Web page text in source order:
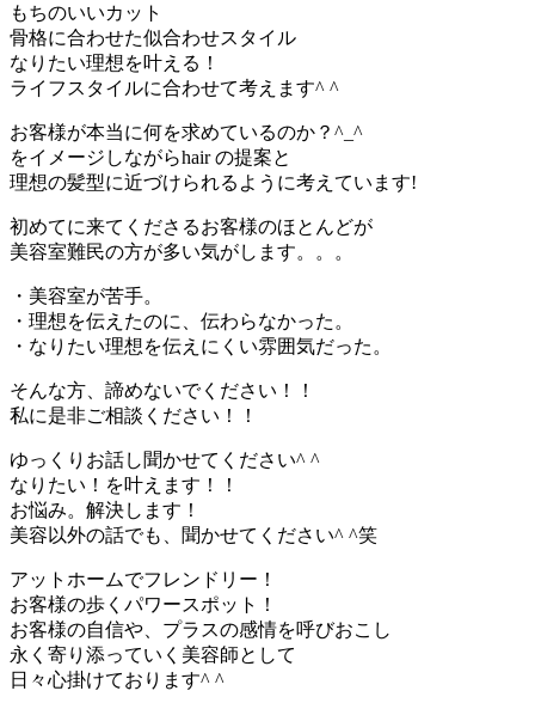
もちのいいカット
骨格に合わせた似合わせスタイル
なりたい理想を叶える！
ライフスタイルに合わせて考えます^ ^
お客様が本当に何を求めているのか？^_^
をイメージしながらhair の提案と
理想の髪型に近づけられるように考えています!
初めてに来てくださるお客様のほとんどが
美容室難民の方が多い気がします。。。
・美容室が苦手。
・理想を伝えたのに、伝わらなかった。
・なりたい理想を伝えにくい雰囲気だった。
そんな方、諦めないでください！！
私に是非ご相談ください！！
ゆっくりお話し聞かせてください^ ^
なりたい！を叶えます！！
お悩み。解決します！
美容以外の話でも、聞かせてください^ ^笑
アットホームでフレンドリー！
お客様の歩くパワースポット！
お客様の自信や、プラスの感情を呼びおこし
永く寄り添っていく美容師として
日々心掛けております^ ^